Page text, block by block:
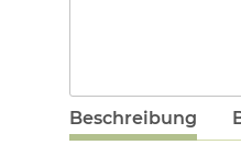
Beschreibung